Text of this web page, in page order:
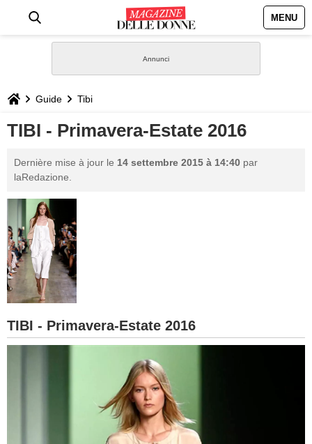
MENU
STILE
BIOGRAFIE
GASTRONOMIA
CAPELLI
SESSO
BAMBINO
Guide Tibi
TIBI - Primavera-Estate 2016
Dernière mise à jour le 14 settembre 2015 à 14:40 par
laRedazione.
TIBI - Primavera-Estate 2016